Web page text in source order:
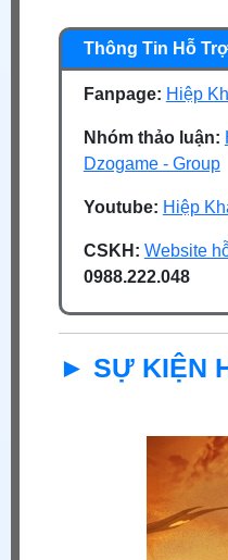
Fanpage: Hiệp
Nhóm thảo luận:
Dzogame - Group
Youtube: Hiệp
CSKH: Website
0988.222.048
► SỰ KIỆN